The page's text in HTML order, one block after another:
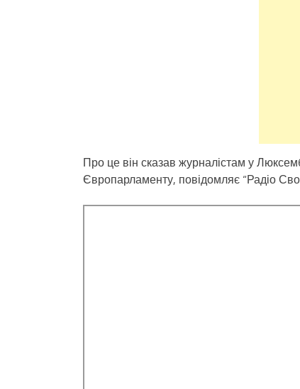
Про це він сказав журналістам у
Європарламенту, повідомляє “Радіо